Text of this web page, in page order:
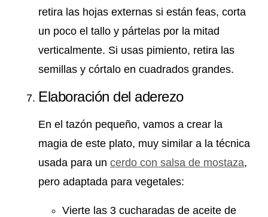
retira las hojas externas si están feas, corta
un poco el tallo y pártelas por la mitad
verticalmente. Si usas pimiento, retira las
semillas y córtalo en cuadrados grandes.
Elaboración del aderezo
En el tazón pequeño, vamos a crear la
magia de este plato, muy similar a la técnica
usada para un cerdo con salsa de mostaza,
pero adaptada para vegetales:
Vierte las 3 cucharadas de aceite de